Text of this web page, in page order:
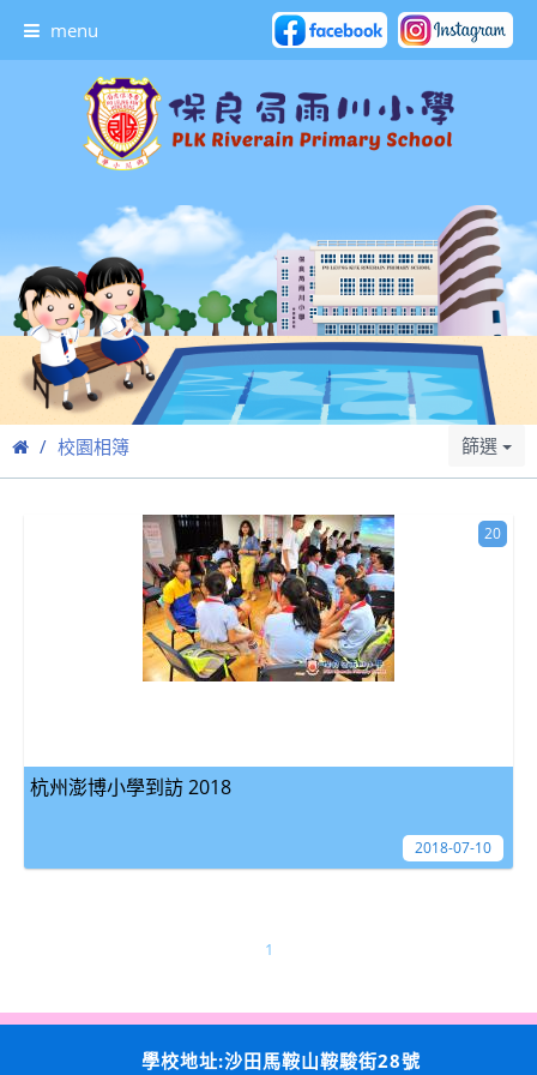
menu
校園相簿 篩選
杭州澎博小學到訪 2018
20
2018-07-10
1
學校地址:沙田馬鞍山鞍駿街28號